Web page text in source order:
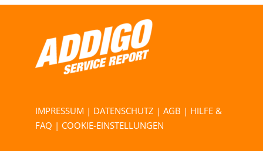
IMPRESSUM | DATENSCHUTZ | AGB | HILFE &
FAQ | COOKIE-EINSTELLUNGEN